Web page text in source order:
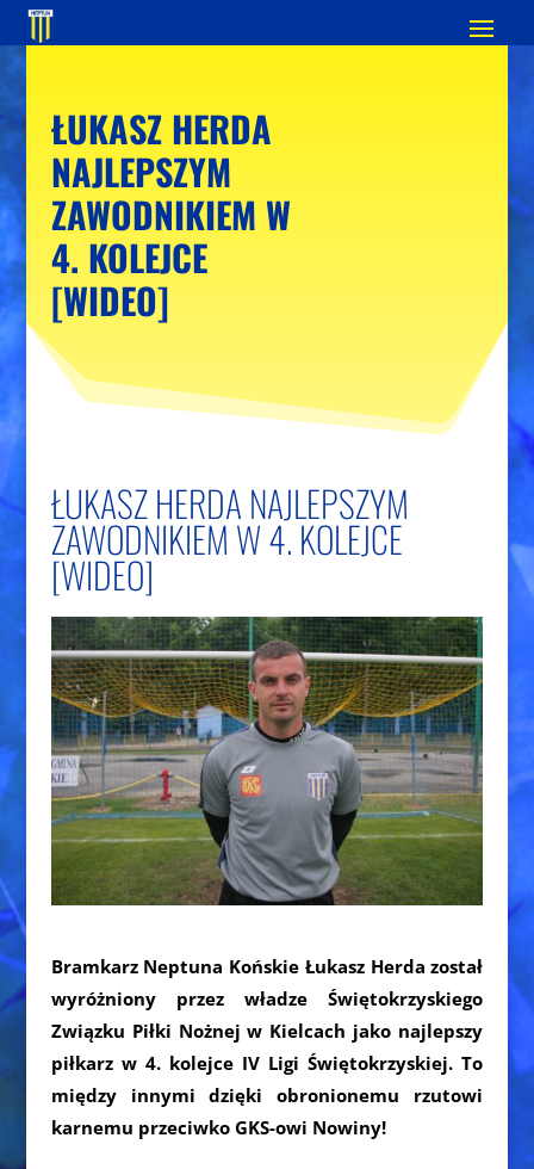
ŁUKASZ HERDA
NAJLEPSZYM
ZAWODNIKIEM W
4. KOLEJCE
[WIDEO]
ŁUKASZ HERDA NAJLEPSZYM
ZAWODNIKIEM W 4. KOLEJCE
[WIDEO]
Bramkarz Neptuna Końskie Łukasz Herda został
wyróżniony przez władze Świętokrzyskiego
Związku Piłki Nożnej w Kielcach jako najlepszy
piłkarz w 4. kolejce IV Ligi Świętokrzyskiej. To
między innymi dzięki obronionemu rzutowi
karnemu przeciwko GKS-owi Nowiny!